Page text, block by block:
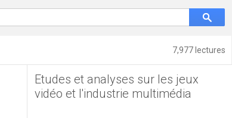
7,977 lectures
Etudes et analyses sur les jeux
vidéo et l'industrie multimédia